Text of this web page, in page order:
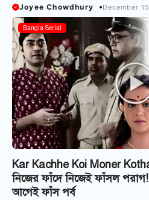
Joyee Chowdhury December
Bangla Serial
Kar Kachhe Koi Moner
নিজের ফাঁদে নিজেই ফাঁসল
আগেই ফাঁস পর্ব